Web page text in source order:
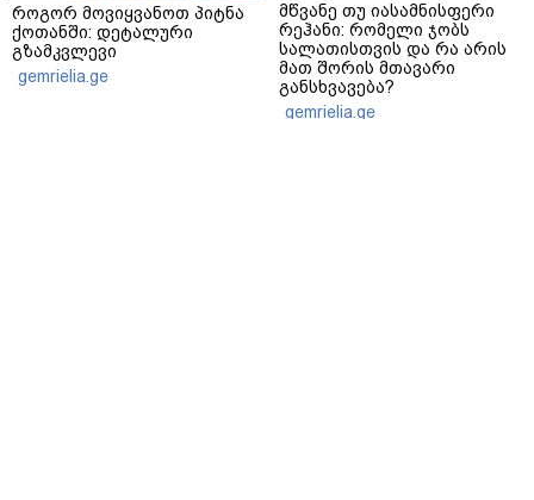
როგორ მოვიყვანოთ პიტნა
ქოთანში: დეტალური
გზამკვლევი
gemrielia.ge
მწვანე თუ იასამნისფერი
რეჰანი: რომელი ჯობს
სალათისთვის და რა არის
მათ შორის მთავარი
განსხვავება?
gemrielia.ge